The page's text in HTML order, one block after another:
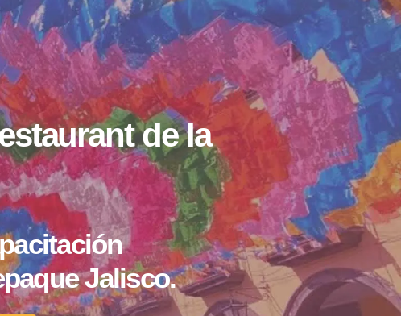
de la
Jalisco.